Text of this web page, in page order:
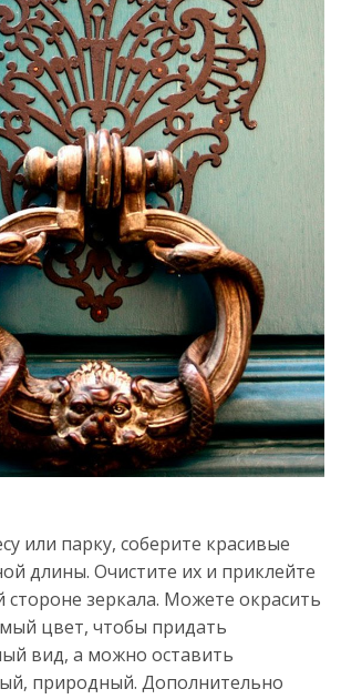
или парку, соберите красивые
длины. Очистите их и приклейте
стороне зеркала. Можете окрасить
цвет, чтобы придать
вид, а можно оставить
природный. Дополнительно